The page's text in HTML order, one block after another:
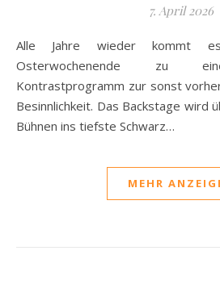
7. April 2026
Alle Jahre wieder kommt es in München am
Osterwochenende zu
Kontrastprogramm zur sonst
Besinnlichkeit. Das Backstage wird
Bühnen ins tiefste Schwarz…
MEHR